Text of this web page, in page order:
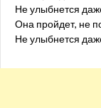
Не улыбнется
Она пройдет, не
Не улыбнется